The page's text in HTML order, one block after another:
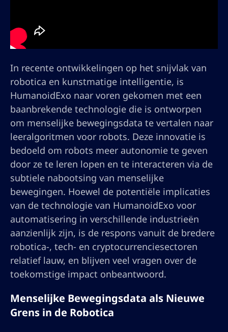
In recente ontwikkelingen op het snijvlak van
robotica en kunstmatige intelligentie, is
HumanoidExo naar voren gekomen met een
baanbrekende technologie die is ontworpen
om menselijke bewegingsdata te vertalen naar
leeralgoritmen voor robots. Deze innovatie is
bedoeld om robots meer autonomie te geven
door ze te leren lopen en te interacteren via de
subtiele nabootsing van menselijke
bewegingen. Hoewel de potentiële implicaties
van de technologie van HumanoidExo voor
automatisering in verschillende industrieën
aanzienlijk zijn, is de respons vanuit de bredere
robotica-, tech- en cryptocurrenciesectoren
relatief lauw, en blijven veel vragen over de
toekomstige impact onbeantwoord.
Menselijke Bewegingsdata als Nieuwe
Grens in de Robotica